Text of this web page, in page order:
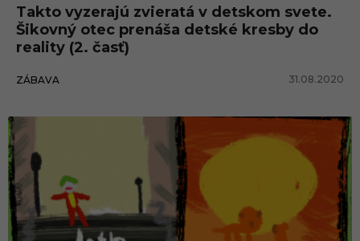
Takto vyzerajú zvieratá v detskom svete.
Šikovný otec prenáša detské kresby do
reality (2. časť)
ZÁBAVA 31.08.2020